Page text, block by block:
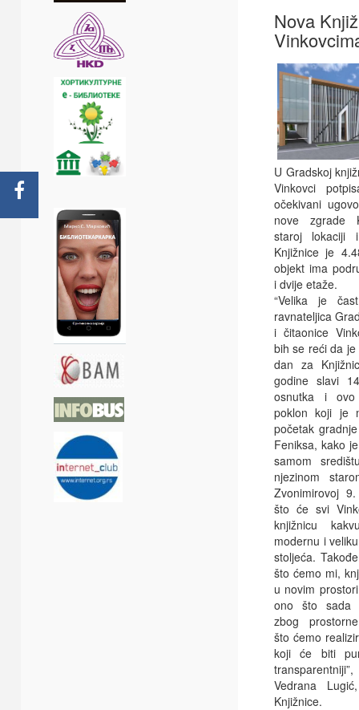
Nova
U Gradskoj
Vinkovci
očekivani
nove zgrade
staroj
Knjižnice je
objekt ima
i dvije etaže.
“Velika je
ravnateljica
i čitaonice
bih se reći da
dan za
godine slavi
osnutka i
poklon koji je
početak
Feniksa, kako
samom
njezinom
Zvonimirovoj
što će svi
knjižnicu
modernu i
stoljeća.
što ćemo mi,
u novim
ono što sada
zbog
što ćemo
koji će biti
Vedrana
Knjižnice.